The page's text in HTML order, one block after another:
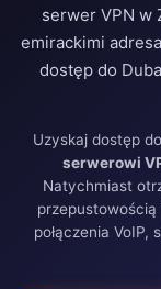
serwer VPN w
emirackimi
dostęp do
Uzyskaj dostęp
serwerowi
Natychmiast
połączenia